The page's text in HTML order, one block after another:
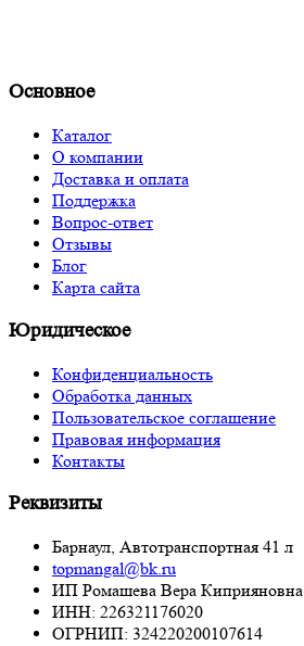
Основное
Каталог
О компании
Доставка и оплата
Поддержка
Вопрос-ответ
Отзывы
Блог
Карта сайта
Юридическое
Конфиденциальность
Обработка данных
Пользовательское соглашение
Правовая информация
Контакты
Реквизиты
Барнаул, Автотранспортная 41 л
topmangal@bk.ru
ИП Ромашева Вера Киприяновна
ИНН: 226321176020
ОГРНИП: 324220200107614